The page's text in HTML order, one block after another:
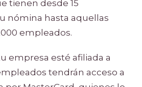
tienen desde 15
nómina hasta aquellas
empleados.
empresa esté afiliada a
tendrán acceso a